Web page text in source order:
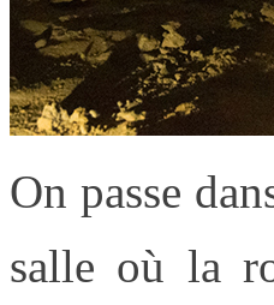
On passe
salle où la